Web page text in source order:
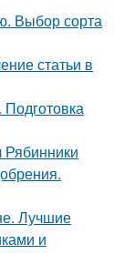
Выбор сорта
статьи в
Лучшие
и